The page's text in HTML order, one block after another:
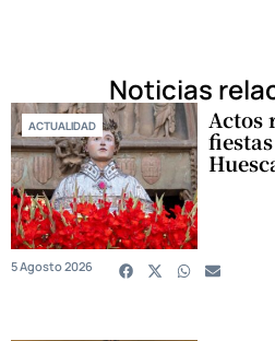
Noticias
ACTUALIDAD Actos
5 Agosto 2026